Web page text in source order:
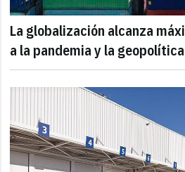
La globalización alcanza
a la pandemia y la geopolítica